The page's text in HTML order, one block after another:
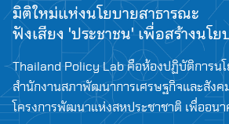
Search
for:
มิติใหม่แห่งนโยบายสาธารณะ
ฟังเสียง 'ประชาชน' เพื่อสร้างนโย
Thailand Policy Lab คือห้องปฏิบัติการนโ
สำนักงานสภาพัฒนาการเศรษฐกิจและสังค
โครงการพัฒนาแห่งสหประชาชาติ เพื่ออน